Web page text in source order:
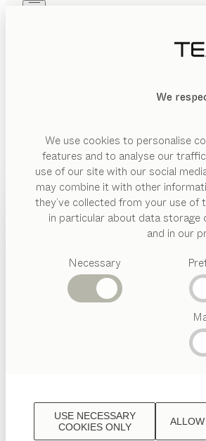
We
We use cookies to personalise
features and to analyse our
use of our site with our social
may combine it with other
they’ve collected from your use
in particular about data storage
and in our
Necessary
USE NECESSARY
COOKIES ONLY
Esstische
Küchen
Regale
Betten
Interior
Design
TEAM
7 Welt
PRODUKTE
ÜBER UNS
HÄNDLER